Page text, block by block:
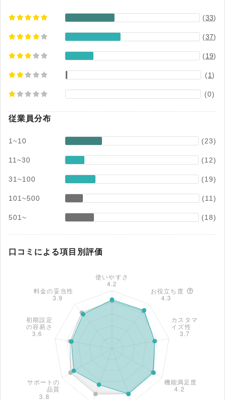
ジメントシステムともシームレスに繋がり、企業
独自の業務フローを最適化します 。
(33)
(37)
(19)
(1)
(0)
従業員分布
1~10 (23)
11~30 (12)
31~100 (19)
101~500 (11)
501~ (18)
口コミによる項目別評価